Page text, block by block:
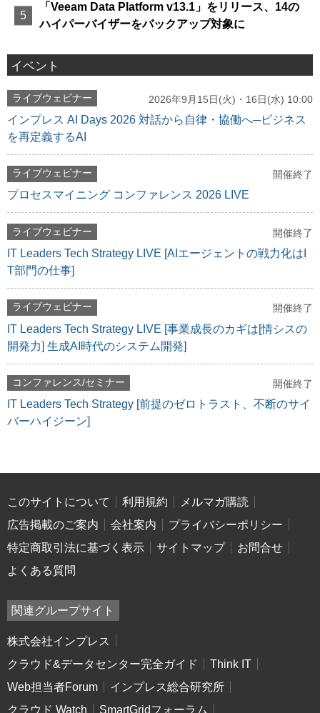
「Veeam Data Platform v13.1」をリリース、14の
ハイパーバイザーをバックアップ対象に
イベント
ライブウェビナー 2026年9月15日(火)・16日(水) 10:00
インプレス AI Days 2026 対話から自律・協働へ─ビジネス
を再定義するAI
ライブウェビナー 開催終了
プロセスマイニング コンファレンス 2026 LIVE
ライブウェビナー 開催終了
IT Leaders Tech Strategy LIVE [AIエージェントの戦力化はI
T部門の仕事]
ライブウェビナー 開催終了
IT Leaders Tech Strategy LIVE [事業成長のカギは[情シスの
開発力] 生成AI時代のシステム開発]
コンファレンス/セミナー 開催終了
IT Leaders Tech Strategy [前提のゼロトラスト、不断のサイ
バーハイジーン]
このサイトについて 利用規約
メルマガ購読
広告掲載のご案内
会社案内
プライバシーポリシー
特定商取引法に基づく表示
サイトマップ
お問合せ
よくある質問
関連グループサイト
株式会社インプレス
クラウド&データセンター完全ガイド
Think IT
Web担当者Forum
インプレス総合研究所
クラウド Watch
SmartGridフォーラム